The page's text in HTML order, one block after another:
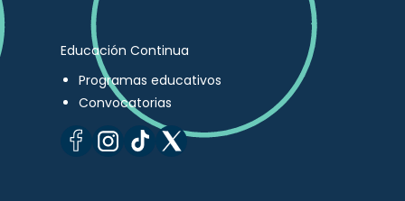
Educación Continua
Programas educativos
Convocatorias